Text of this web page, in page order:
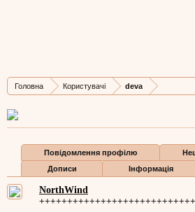
Головна Користувачі deva
Дописів
1.704
Карма
6.474
Бали
0
Повідомлення профілю
Дописи
Інформація
NorthWind